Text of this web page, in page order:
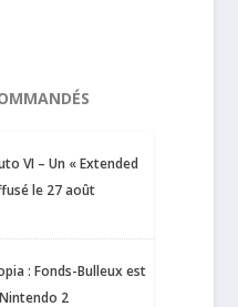
VI – Un « Extended
le 27 août
: Fonds-Bulleux est
2